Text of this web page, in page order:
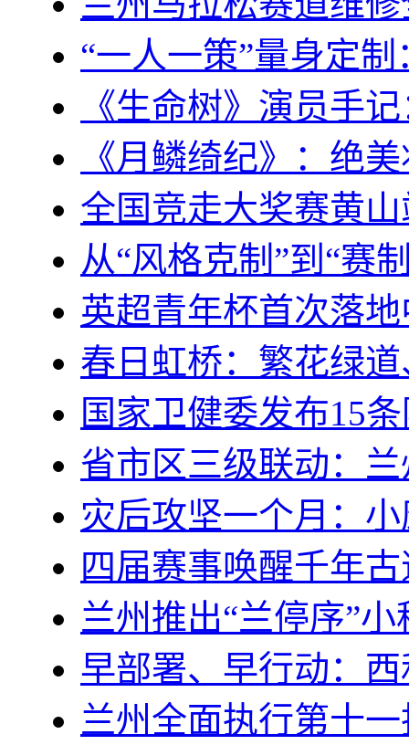
“一人一策”量身定
《生命树》演员手
《月鳞绮纪》：绝
全国竞走大奖赛黄
从“风格克制”到“赛
英超青年杯首次落
春日虹桥：繁花绿
国家卫健委发布15
省市区三级联动：
灾后攻坚一个月：
四届赛事唤醒千年
兰州推出“兰停序”
早部署、早行动：
兰州全面执行第十